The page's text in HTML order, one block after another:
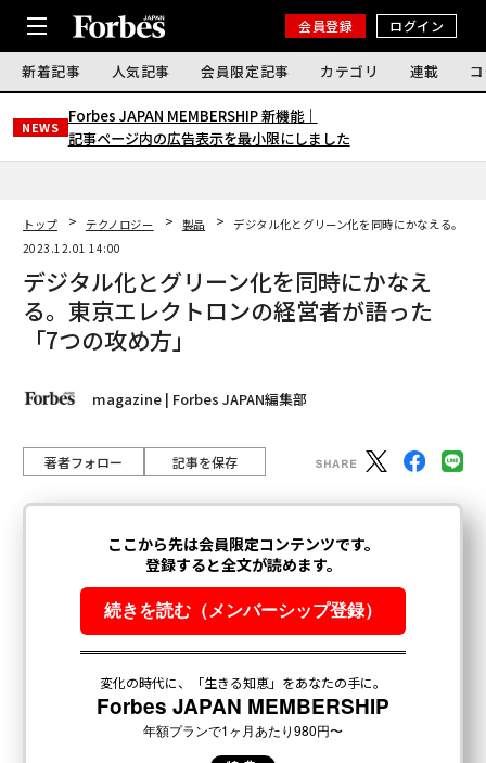
会員登録 ログイン
新着記事 人気記事 会員限定記事 カテゴリ 連載
NEWS
Forbes JAPAN MEMBERSHIP 新機能｜
記事ページ内の広告表示を最小限にしました
トップ テクノロジー 製品
デジタル化とグリーン化を同時にかなえる。東
2023.12.01 14:00
デジタル化とグリーン化を同時にかなえ
る。東京エレクトロンの経営者が語った
「7つの攻め方」
magazine | Forbes JAPAN編集部
著者フォロー 記事を保存